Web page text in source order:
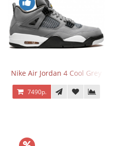
Nike Air Jordan 4 Cool Grey
7490р.